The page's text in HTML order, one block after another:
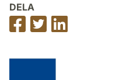
DELA
Dela
på
Dela
på
på